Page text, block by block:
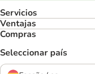
Servicios
Ventajas
Compras
Seleccionar país